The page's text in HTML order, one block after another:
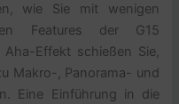
wie Sie mit wenigen
Features der G15
Effekt schießen Sie,
Makro-, Panorama- und
Eine Einführung in die